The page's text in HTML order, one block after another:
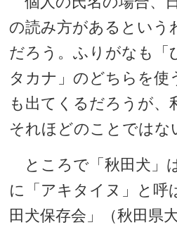
の読み方があるという
だろう。ふりがなも「
タカナ」のどちらを使
も出てくるだろうが、
それほどのことではな
ところで「秋田犬」
に「アキタイヌ」と呼
田犬保存会」（秋田県